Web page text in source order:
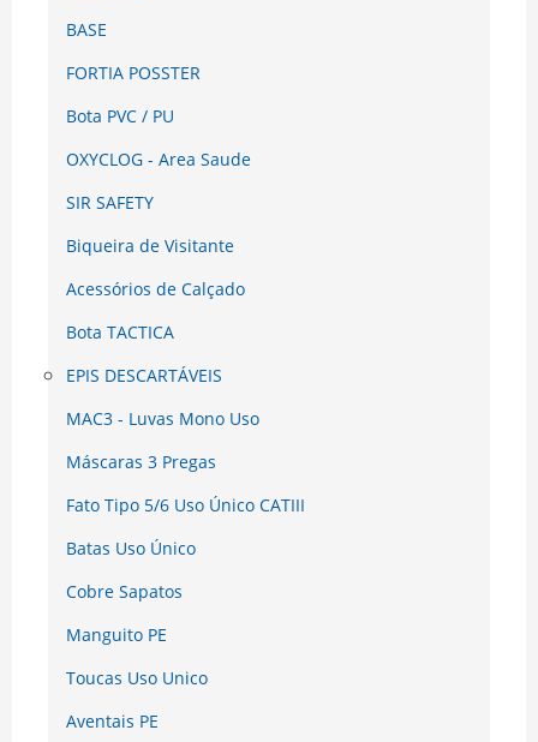
BASE
FORTIA POSSTER
Bota PVC / PU
OXYCLOG - Area Saude
SIR SAFETY
Biqueira de Visitante
Acessórios de Calçado
Bota TACTICA
EPIS DESCARTÁVEIS
MAC3 - Luvas Mono Uso
Máscaras 3 Pregas
Fato Tipo 5/6 Uso Único CATIII
Batas Uso Único
Cobre Sapatos
Manguito PE
Toucas Uso Unico
Aventais PE